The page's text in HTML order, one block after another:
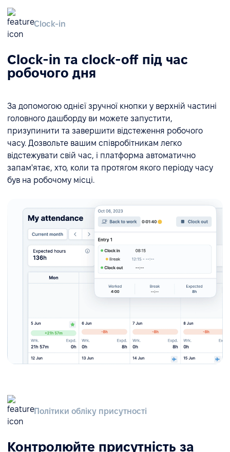
Clock-in
Clock-in та clock-off під час
робочого дня
За допомогою однієї зручної кнопки у верхній частині
головного дашборду ви можете запустити,
призупинити та завершити відстеження робочого
часу. Дозвольте вашим співробітникам легко
відстежувати свій час, і платформа автоматично
запам'ятає, хто, коли та протягом якого періоду часу
був на робочому місці.
Політики обліку присутності
Контролюйте присутність за